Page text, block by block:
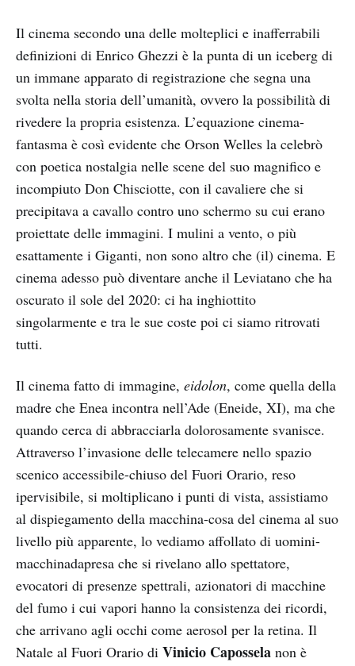
Il cinema secondo una delle molteplici e inafferrabili
definizioni di Enrico Ghezzi è la punta di un iceberg di
un immane apparato di registrazione che segna una
svolta nella storia dell’umanità, ovvero la possibilità di
rivedere la propria esistenza. L’equazione cinema-
fantasma è così evidente che Orson Welles la celebrò
con poetica nostalgia nelle scene del suo magnifico e
incompiuto Don Chisciotte, con il cavaliere che si
precipitava a cavallo contro uno schermo su cui erano
proiettate delle immagini. I mulini a vento, o più
esattamente i Giganti, non sono altro che (il) cinema. E
cinema adesso può diventare anche il Leviatano che ha
oscurato il sole del 2020: ci ha inghiottito
singolarmente e tra le sue coste poi ci siamo ritrovati
tutti.
Il cinema fatto di immagine, eidolon, come quella della
madre che Enea incontra nell’Ade (Eneide, XI), ma che
quando cerca di abbracciarla dolorosamente svanisce.
Attraverso l’invasione delle telecamere nello spazio
scenico accessibile-chiuso del Fuori Orario, reso
ipervisibile, si moltiplicano i punti di vista, assistiamo
al dispiegamento della macchina-cosa del cinema al suo
livello più apparente, lo vediamo affollato di uomini-
macchinadapresa che si rivelano allo spettatore,
evocatori di presenze spettrali, azionatori di macchine
del fumo i cui vapori hanno la consistenza dei ricordi,
che arrivano agli occhi come aerosol per la retina. Il
Natale al Fuori Orario di Vinicio Capossela non è